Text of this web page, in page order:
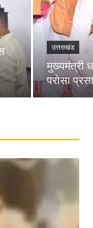
उत्तराखंड
मुख्यमंत्री
परोसा